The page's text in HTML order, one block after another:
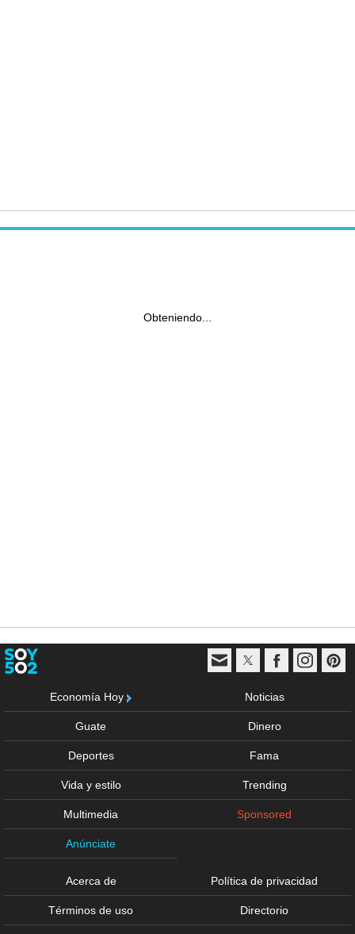
Obteniendo...
Economía Hoy Noticias
Guate Dinero
Deportes Fama
Vida y estilo Trending
Multimedia Sponsored
Anúnciate
Acerca de Política de privacidad
Términos de uso Directorio